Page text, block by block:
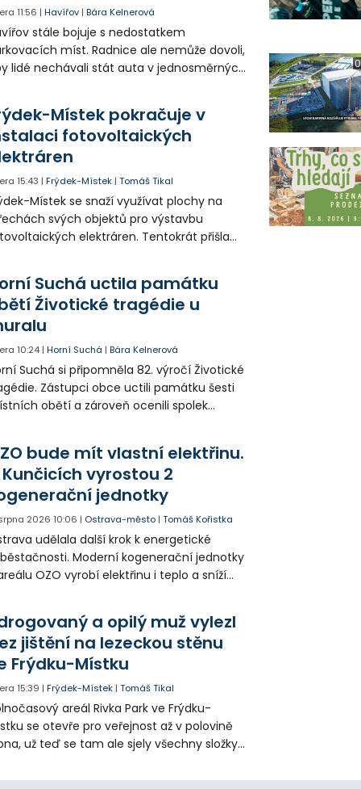
11:56 |Havířov |Bára Kelnerová
stále bojuje s nedostatkem
míst. Radnice ale nemůže dovoli,
lidé nechávali stát auta v jednosměrných
někteří obyvatelé rozhodli sepsat petici.
Místek pokračuje v
fotovoltaických
15:43 |Frýdek-Místek |Tomáš Tikal
Místek se snaží využívat plochy na
svých objektů pro výstavbu
elektráren. Tentokrát přišla
Suchá uctila památku
Životické tragédie u
10:24 |Horní Suchá |Bára Kelnerová
Suchá si připomněla 82. výročí Životické
Zástupci obce uctili památku šesti
obětí a zároveň ocenili spolek
bude mít vlastní elektřinu.
Kunčicích vyrostou 2
jednotky
2026 10:06 | Ostrava-město |Tomáš Kořistka
udělala další krok k energetické
Moderní kogenerační jednotky
OZO vyrobí elektřinu i teplo a sníží
a opilý muž vylezl
jištění na lezeckou stěnu
Frýdku-Místku
15:39 |Frýdek-Místek |Tomáš Tikal
areál Rivka Park ve Frýdku-
se otevře pro veřejnost až v polovině
už teď se tam ale sjely všechny složky
opilého muže pod vlivem drog do